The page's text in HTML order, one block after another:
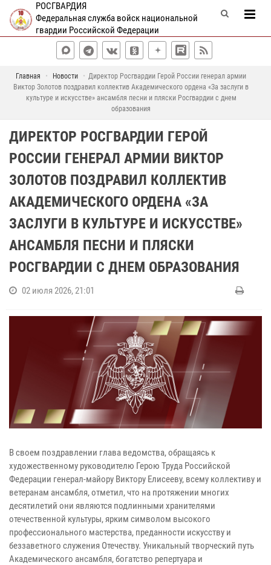
РОСГВАРДИЯ
Федеральная служба войск национальной
гвардии Российской Федерации
Главная Новости
Директор Росгвардии Герой России генерал армии
Виктор Золотов поздравил коллектив Академического ордена «За заслуги в
культуре и искусстве» ансамбля песни и пляски Росгвардии с днем
образования
ДИРЕКТОР РОСГВАРДИИ ГЕРОЙ
РОССИИ ГЕНЕРАЛ АРМИИ ВИКТОР
ЗОЛОТОВ ПОЗДРАВИЛ КОЛЛЕКТИВ
АКАДЕМИЧЕСКОГО ОРДЕНА «ЗА
ЗАСЛУГИ В КУЛЬТУРЕ И ИСКУССТВЕ»
АНСАМБЛЯ ПЕСНИ И ПЛЯСКИ
РОСГВАРДИИ С ДНЕМ ОБРАЗОВАНИЯ
02 июля 2026, 21:01
В своем поздравлении глава ведомства, обращаясь к
художественному руководителю Герою Труда Российской
Федерации генерал-майору Виктору Елисееву, всему коллективу и
ветеранам ансамбля, отметил, что на протяжении многих
десятилетий они являются подлинными хранителями
отечественной культуры, ярким символом высокого
профессионального мастерства, преданности искусству и
беззаветного служения Отечеству. Уникальный творческий путь
Академического ансамбля, богатство репертуара и